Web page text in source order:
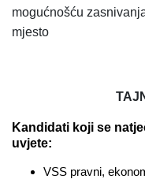
mogućnošću
mjesto
Kandidati koji se
uvjete:
VSS pravni,